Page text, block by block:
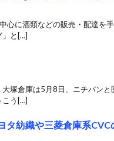
心に酒類などの販売・配達を
」と[…]
塚倉庫は5月8日、ニチバンと
こう[…]
タ紡織や三菱倉庫系